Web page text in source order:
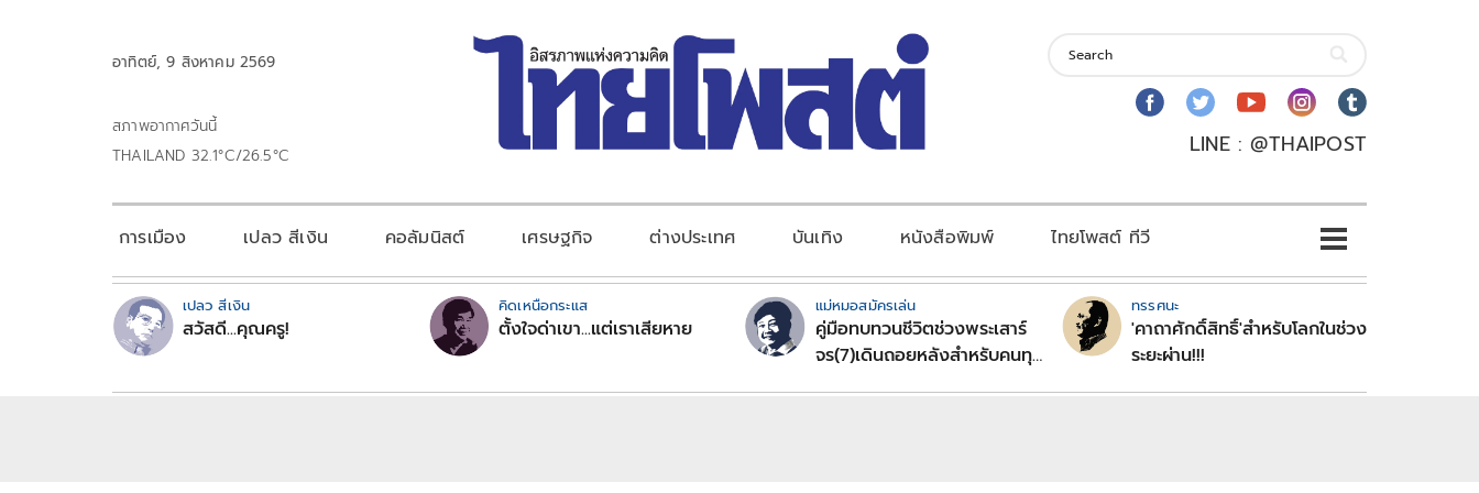
อาทิตย์, 9 สิงหาคม 2569
สภาพอากาศวันนี้
THAILAND 32.1°C/26.5°C
LINE : @THAIPOST
การเมือง เปลว สีเงิน คอลัมนิสต์ เศรษฐกิจ ต่างประเทศ บันเทิง หนังสือพิมพ์ ไทยโพสต์ ทีวี
เปลว สีเงิน
สวัสดี...คุณครู!
คิดเหนือกระแส
ตั้งใจด่าเขา...แต่เราเสียหาย
แม่หมอสมัครเล่น
คู่มือทบทวนชีวิตช่วงพระเสาร์
จร(7)เดินถอยหลังสำหรับคนทุก
ทรรศนะ
'คาถาศักดิ์สิทธิ์'สำหรับโลกในช่วง
ระยะผ่าน!!!